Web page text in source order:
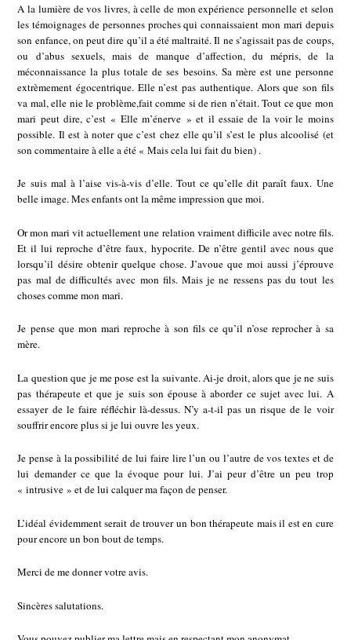
A la lumière de vos livres, à celle de mon expérience personnelle et selon
les témoignages de personnes proches qui connaissaient mon mari depuis
son enfance, on peut dire qu’il a été maltraité. Il ne s’agissait pas de coups,
ou d’abus sexuels, mais de manque d’affection, du mépris, de la
méconnaissance la plus totale de ses besoins. Sa mère est une personne
extrèmement égocentrique. Elle n’est pas authentique. Alors que son fils
va mal, elle nie le problème,fait comme si de rien n’était. Tout ce que mon
mari peut dire, c’est « Elle m’énerve » et il essaie de la voir le moins
possible. Il est à noter que c’est chez elle qu’il s’est le plus alcoolisé (et
son commentaire à elle a été « Mais cela lui fait du bien) .
Je suis mal à l’aise vis-à-vis d’elle. Tout ce qu’elle dit paraît faux. Une
belle image. Mes enfants ont la même impression que moi.
Or mon mari vit actuellement une relation vraiment difficile avec notre fils.
Et il lui reproche d’être faux, hypocrite. De n’être gentil avec nous que
lorsqu’il désire obtenir quelque chose. J’avoue que moi aussi j’éprouve
pas mal de difficultés avec mon fils. Mais je ne ressens pas du tout les
choses comme mon mari.
Je pense que mon mari reproche à son fils ce qu’il n’ose reprocher à sa
mère.
La question que je me pose est la suivante. Ai-je droit, alors que je ne suis
pas thérapeute et que je suis son épouse à aborder ce sujet avec lui. A
essayer de le faire réfléchir là-dessus. N’y a-t-il pas un risque de le voir
souffrir encore plus si je lui ouvre les yeux.
Je pense à la possibilité de lui faire lire l’un ou l’autre de vos textes et de
lui demander ce que la évoque pour lui. J’ai peur d’être un peu trop
« intrusive » et de lui calquer ma façon de penser.
L’idéal évidemment serait de trouver un bon thérapeute mais il est en cure
pour encore un bon bout de temps.
Merci de me donner votre avis.
Sincères salutations.